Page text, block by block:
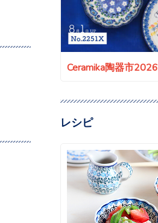
Ceramika陶器市2026
レシピ